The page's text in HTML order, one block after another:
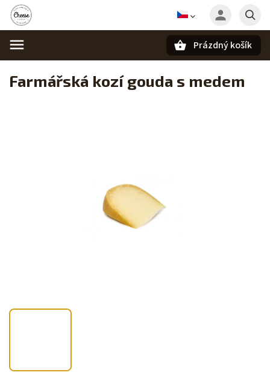
Prázdný košík
Farmářská kozí gouda s medem